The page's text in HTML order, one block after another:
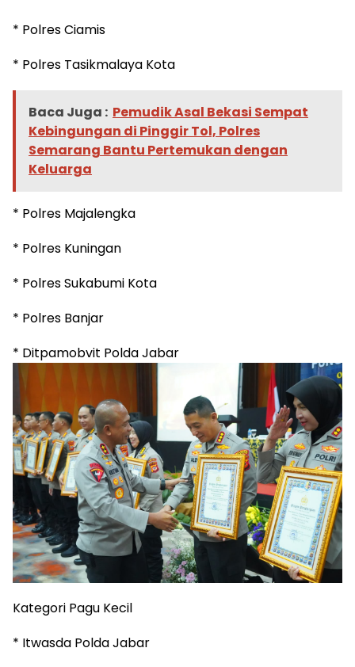
‎* Polres Ciamis
‎* Polres Tasikmalaya Kota
Baca Juga : Pemudik Asal Bekasi Sempat
Kebingungan di Pinggir Tol, Polres
Semarang Bantu Pertemukan dengan
Keluarga
‎* Polres Majalengka
‎* Polres Kuningan
‎* Polres Sukabumi Kota
‎* Polres Banjar
‎* Ditpamobvit Polda Jabar
‎Kategori Pagu Kecil
‎* Itwasda Polda Jabar